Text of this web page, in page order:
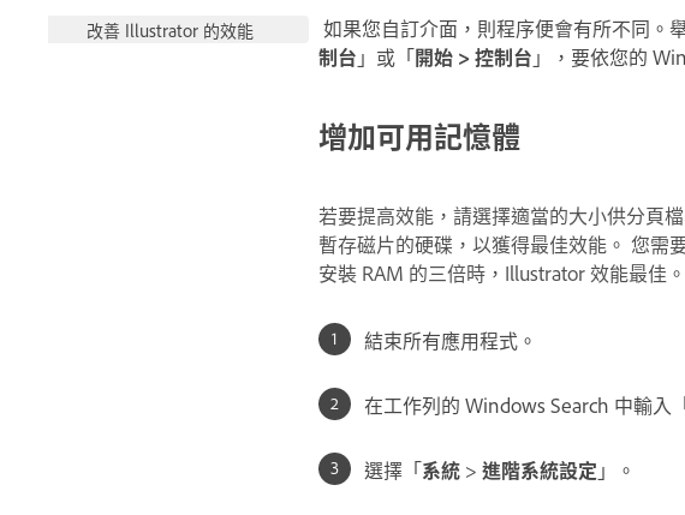
改善 Illustrator 的效能
如果您自訂介面，則程序便會有所不同。
制台 」或「開始 > 控制台 」，要依您的
增加可用記憶體
若要提高效能，請選擇適當的大小供分頁
暫存磁片的硬碟，以獲得最佳效能。 您需
安裝 RAM 的三倍時，Illustrator 效能最佳。
結束所有應用程式。
在工作列的 Windows Search 中輸入
選擇「系統 > 進階系統設定 」。